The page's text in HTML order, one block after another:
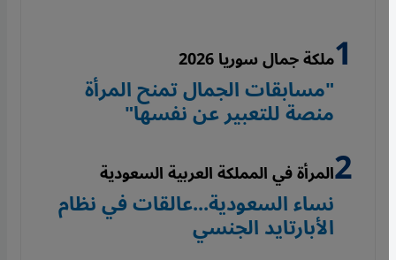
ملكة جمال سوريا 2026
"مسابقات الجمال تمنح المرأة
منصة للتعبير عن نفسها"
المرأة في المملكة العربية السعودية
نساء السعودية...عالقات في نظام
الأبارتايد الجنسي